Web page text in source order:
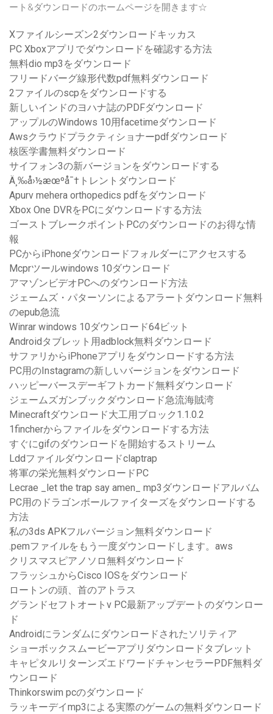
ート&ダウンロードのホームページを開きます☆
Xファイルシーズン2ダウンロードキッカス
PC Xboxアプリでダウンロードを確認する方法
無料dio mp3をダウンロード
フリードバーグ線形代数pdf無料ダウンロード
2ファイルのscpをダウンロードする
新しいインドのヨハナ誌のPDFダウンロード
アップルのWindows 10用facetimeダウンロード
Awsクラウドプラクティショナーpdfダウンロード
核医学書無料ダウンロード
サイフォン3の新バージョンをダウンロードする
Ä¸‰å›½æœºå¯†トレントダウンロード
Apurv mehera orthopedics pdfをダウンロード
Xbox One DVRをPCにダウンロードする方法
ゴーストブレークポイントPCのダウンロードのお得な情
報
PCからiPhoneダウンロードフォルダーにアクセスする
Mcprツールwindows 10ダウンロード
アマゾンビデオPCへのダウンロード方法
ジェームズ・パターソンによるアラートダウンロード無料
のepub急流
Winrar windows 10ダウンロード64ビット
Androidタブレット用adblock無料ダウンロード
サファリからiPhoneアプリをダウンロードする方法
PC用のInstagramの新しいバージョンをダウンロード
ハッピーバースデーギフトカード無料ダウンロード
ジェームズガンブックダウンロード急流海賊湾
Minecraftダウンロード大工用ブロック1.1.0.2
1fincherからファイルをダウンロードする方法
すぐにgifのダウンロードを開始するストリーム
Lddファイルダウンロードclaptrap
将軍の栄光無料ダウンロードPC
Lecrae _let the trap say amen_ mp3ダウンロードアルバム
PC用のドラゴンボールファイターズをダウンロードする
方法
私の3ds APKフルバージョン無料ダウンロード
.pemファイルをもう一度ダウンロードします。aws
クリスマスピアノソロ無料ダウンロード
フラッシュからCisco IOSをダウンロード
ロートンの頭、首のアトラス
グランドセフトオートv PC最新アップデートのダウンロー
ド
Androidにランダムにダウンロードされたソリティア
ショーボックスムービーアプリダウンロードタブレット
キャピタルリターンズエドワードチャンセラーPDF無料ダ
ウンロード
Thinkorswim pcのダウンロード
ラッキーデイmp3による実際のゲームの無料ダウンロード